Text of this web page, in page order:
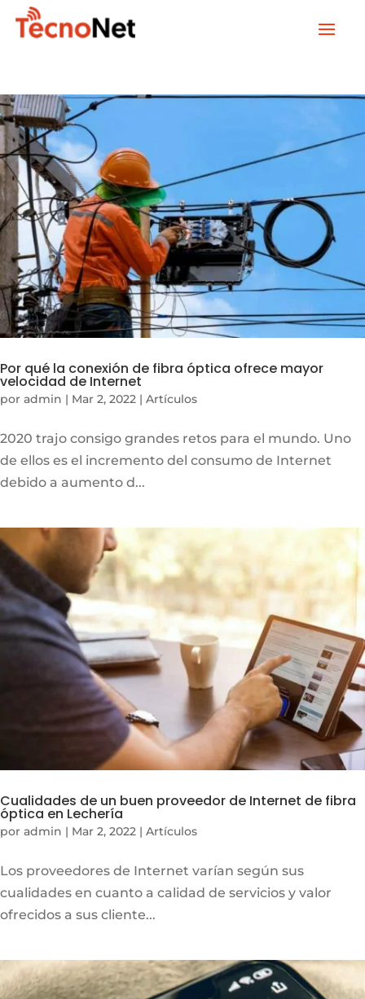
Por qué la conexión de fibra óptica ofrece mayor
velocidad de Internet
por admin | Mar 2, 2022 | Artículos
2020 trajo consigo grandes retos para el mundo. Uno
de ellos es el incremento del consumo de Internet
debido a aumento d...
Cualidades de un buen proveedor de Internet de fibra
óptica en Lechería
por admin | Mar 2, 2022 | Artículos
Los proveedores de Internet varían según sus
cualidades en cuanto a calidad de servicios y valor
ofrecidos a sus cliente...